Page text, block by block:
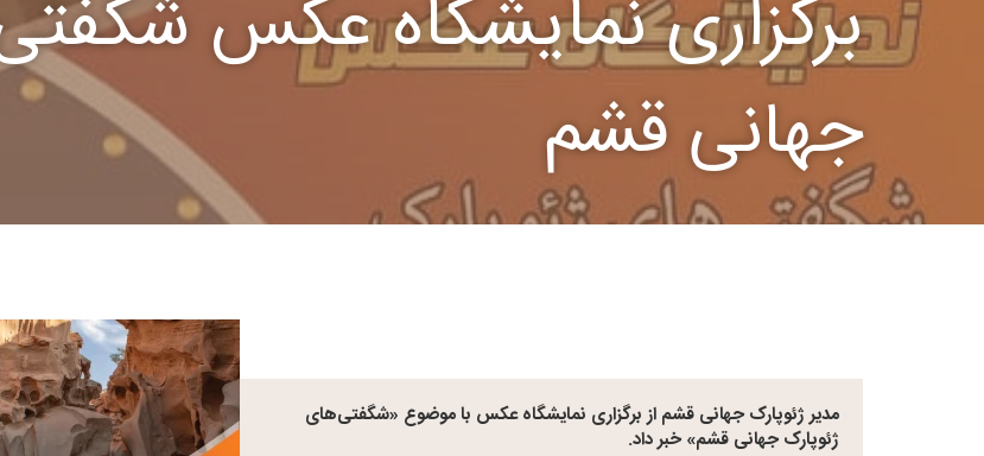
برگزاری نمایشگاه عکس
جهانی قشم
مدیر ژئوپارک جهانی قشم از برگزاری نمایشگاه عکس با موضوع «شگفتی‌های
ژئوپارک جهانی قشم» خبر داد.